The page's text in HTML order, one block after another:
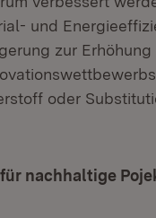
und
zur
oder
nachhaltige